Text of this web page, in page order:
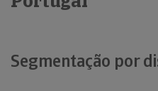
Segmentação por